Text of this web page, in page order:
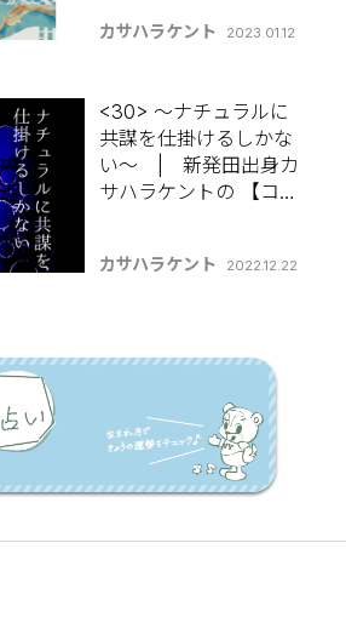
カサハラケント 2023.01.12
<30> ～ナチュラルに
共謀を仕掛けるしかな
い～ | 新発田出身カ
サハラケントの 【コラ
カサハラケント 2022.12.22